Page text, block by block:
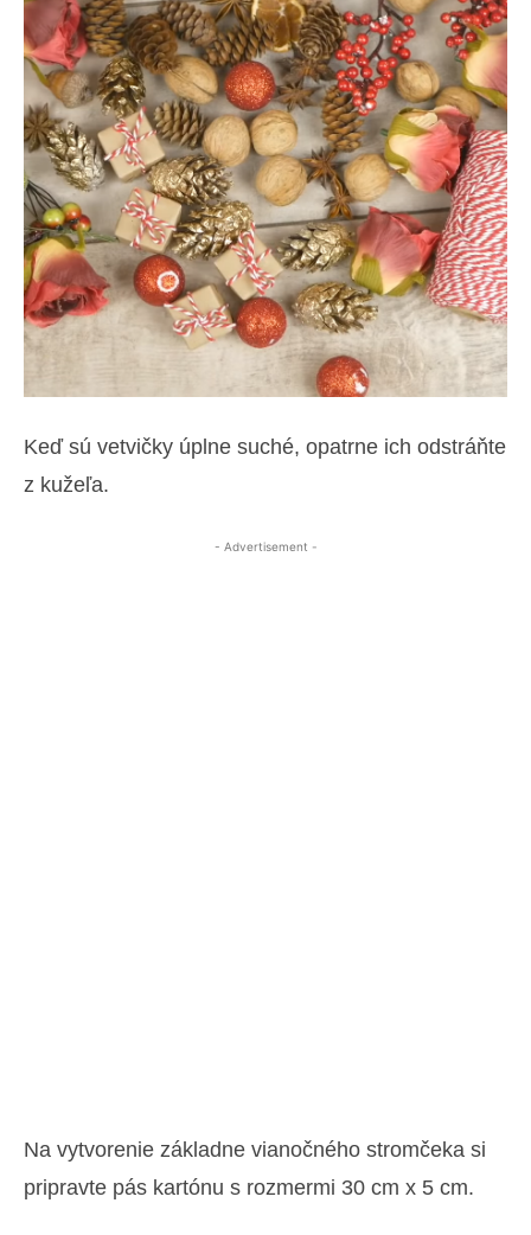
Keď sú vetvičky úplne suché, opatrne ich odstráňte
z kužeľa.
- Advertisement -
Na vytvorenie základne vianočného stromčeka si
pripravte pás kartónu s rozmermi 30 cm x 5 cm.